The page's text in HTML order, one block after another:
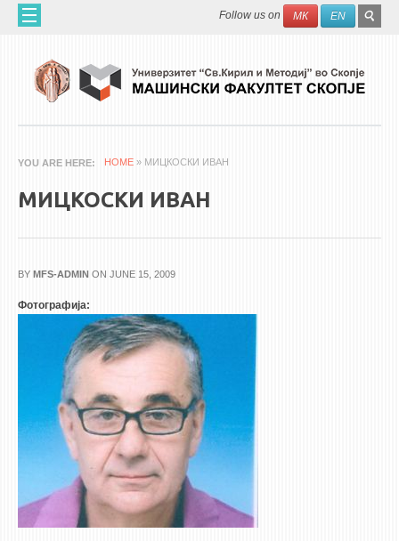
Skip to main content Search
Follow us on МК EN
ЗА НАС
60 ГОДИНИ МФ
НАУЧНА ДЕЈНОСТ
АПЛИКАТИВНА ДЕЈНОСТ
МЕЃУНАРОДНА СОРАБОТКА
ERASMUS+
QIM-SEE
3DFindIT
WATERBRIDGING
CIRASIM
ENERGET
AIR QUALITY MODELLING
YOU ARE HERE HOME » МИЦКОСКИ ИВАН
МИЦКОСКИ ИВАН
BY MFS-ADMIN ON JUNE 15, 2009
Фотографија: